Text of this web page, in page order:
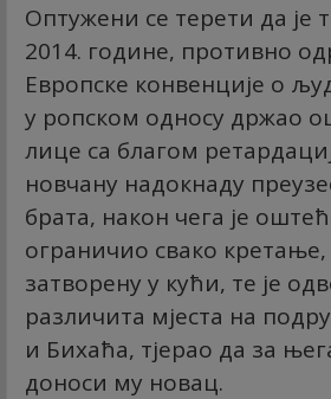
Оптужени се терети да је
2014. године, противно
Европске конвенције о
у ропском односу држао
лице са благом
новчану надокнаду
брата, након чега је
ограничио свако кретање,
затворену у кући, те је
различита мјеста на
и Бихаћа, тјерао да за
доноси му новац.